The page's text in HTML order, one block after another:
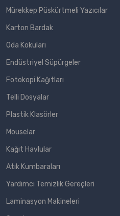
Mürekkep Püskürtmeli Yazıcılar
Karton Bardak
Oda Kokuları
Endüstriyel Süpürgeler
Fotokopi Kağıtları
Telli Dosyalar
Plastik Klasörler
Mouselar
Kağıt Havlular
Atık Kumbaraları
Yardımcı Temizlik Gereçleri
Laminasyon Makineleri